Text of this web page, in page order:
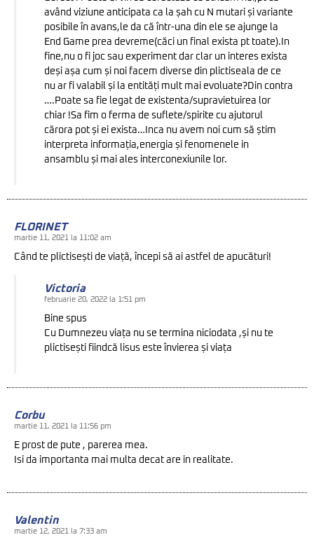
având viziune anticipata ca la șah cu N mutari și variante
posibile în avans,le da că într-una din ele se ajunge la
End Game prea devreme(căci un final exista pt toate).In
fine,nu o fi joc sau experiment dar clar un interes exista
deși așa cum și noi facem diverse din plictiseala de ce
nu ar fi valabil și la entități mult mai evoluate?Din contra
….Poate sa fie legat de existenta/supravietuirea lor
chiar !Sa fim o ferma de suflete/spirite cu ajutorul
cărora pot și ei exista…Inca nu avem noi cum să știm
interpreta informația,energia și fenomenele in
ansamblu și mai ales interconexiunile lor.
FLORINET
martie 11, 2021 la 11:02 am
Când te plictisești de viață, începi să ai astfel de apucături!
Victoria
februarie 20, 2022 la 1:51 pm
Bine spus
Cu Dumnezeu viața nu se termina niciodata ,și nu te
plictisești fiindcă lisus este învierea și viața
Corbu
martie 11, 2021 la 11:56 pm
E prost de pute , parerea mea.
Isi da importanta mai multa decat are in realitate.
Valentin
martie 12, 2021 la 7:33 am